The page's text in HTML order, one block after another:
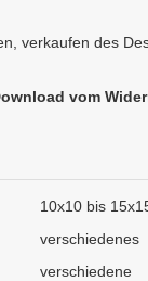
verkaufen des
vom
10x10 bis
verschiedenes
verschiedene